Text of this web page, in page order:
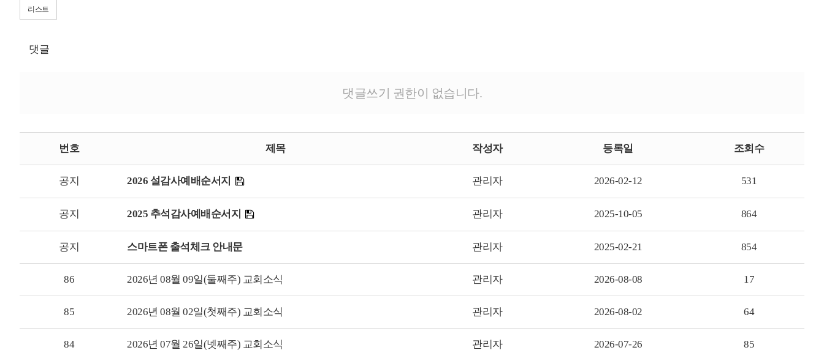
리스트
댓글
댓글쓰기 권한이 없습니다.
번호 제목 작성자 등록일 조회수
공지 2026 설감사예배순서지 관리자 2026-02-12 531
공지 2025 추석감사예배순서지 관리자 2025-10-05 864
공지 스마트폰 출석체크 안내문 관리자 2025-02-21 854
86 2026년 08월 09일(둘째주) 교회소식 관리자 2026-08-08 17
85 2026년 08월 02일(첫째주) 교회소식 관리자 2026-08-02 64
84 2026년 07월 26일(넷째주) 교회소식 관리자 2026-07-26 85